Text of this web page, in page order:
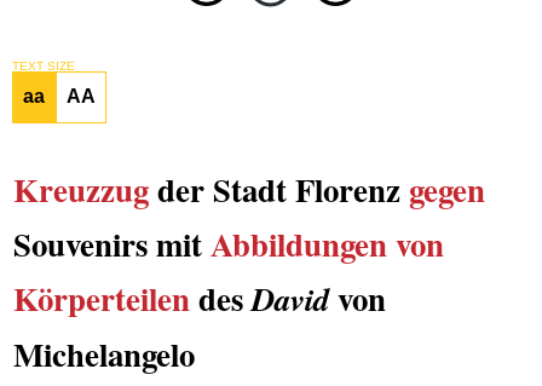
TEXT SIZE
aa AA
Kreuzzugder Stadt Florenz gegen
Souvenirs mitAbbildungen von
KörperteilendesDavidvon
Michelangelo